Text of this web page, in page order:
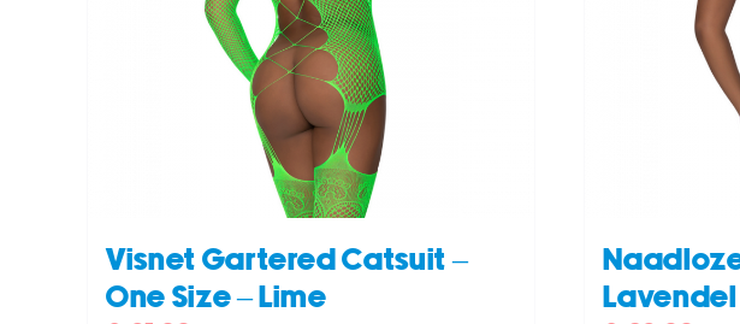
Visnet Gartered Catsuit –
One Size – Lime
DETAILS
Lavendel